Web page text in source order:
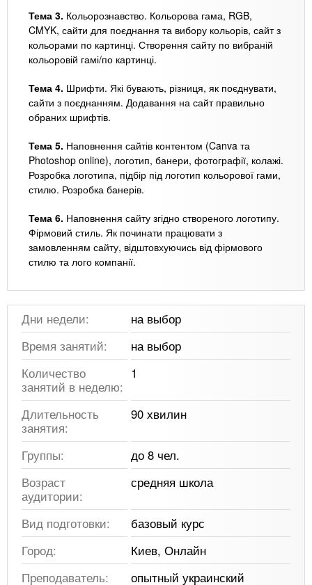
Тема 3. Кольорознавство. Кольорова гама, RGB,
CMYK, сайти для поєднання та вибору кольорів, сайт з
кольорами по картинці. Створення сайту по вибраній
кольоровій гамі/по картинці.
Тема 4. Шрифти. Які бувають, різниця, як поєднувати,
сайти з поєднанням. Додавання на сайт правильно
обраних шрифтів.
Тема 5. Наповнення сайтів контентом (Canva та
Photoshop online), логотип, банери, фотографії, колажі.
Розробка логотипа, підбір під логотип кольорової гами,
стилю. Розробка банерів.
Тема 6. Наповнення сайту згідно створеного логотипу.
Фірмовий стиль. Як починати працювати з
замовленням сайту, відштовхуючись від фірмового
стилю та лого компанії.
Дни недели:
на выбор
Время занятий:
на выбор
Количество
занятий в неделю:
1
Длительность
занятия:
90 хвилин
Группы:
до 8 чел.
Возраст
аудитории:
средняя школа
Вид подготовки:
базовый курс
Город:
Киев, Онлайн
Преподаватель:
опытный украинский